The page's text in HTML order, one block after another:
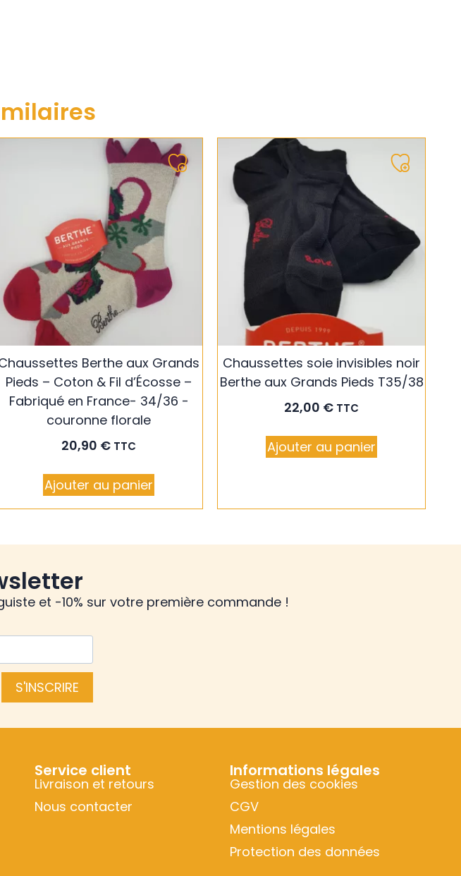
Berthe aux Grands
Pieds – Coton & Fil d’Écosse –
Fabriqué en France- 34/36 -
couronne florale
20,90 € TTC
Ajouter au panier
Ajouter
Chaussettes soie invisibles noir
Berthe aux Grands Pieds T35/38
22,00 € TTC
Ajouter au panier
Ajouter
liste
et -10% sur votre première commande !
S'INSCRIRE
Service client
Livraison et retours
Nous contacter
Informations légales
Gestion des cookies
CGV
Mentions légales
Protection des données